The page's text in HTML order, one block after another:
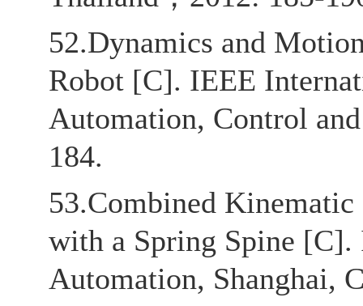
52.Dynamics and
Robot [C]. IEEE
Automation, Control
184.
53.Combined
with a Spring Spine [C].
Automation, Shanghai,